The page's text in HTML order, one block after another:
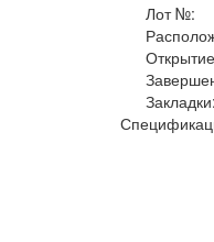
Лот №:
Закладки: